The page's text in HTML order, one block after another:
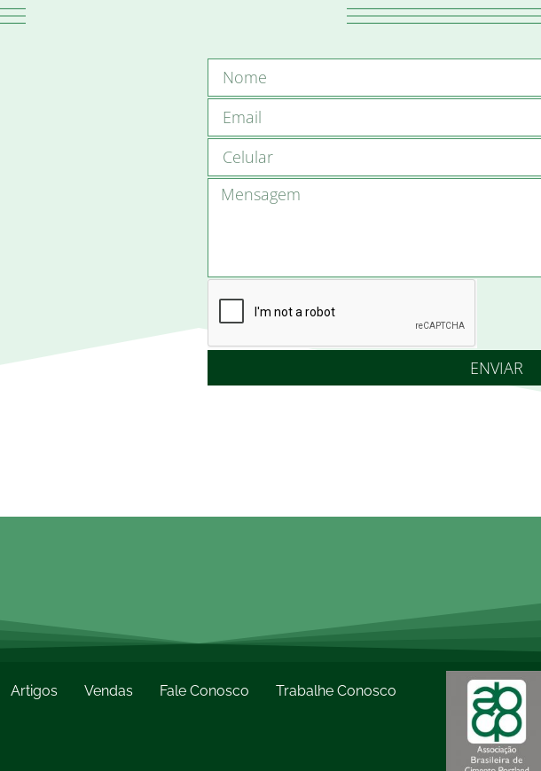
ENVIAR
Artigos Vendas Fale Conosco Trabalhe Conosco